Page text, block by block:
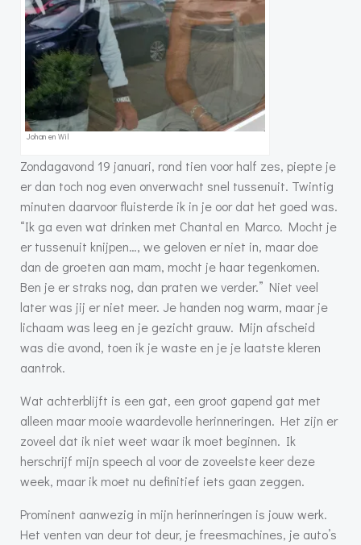
Johan en Wil
Zondagavond 19 januari, rond tien voor half zes, piepte je
er dan toch nog even onverwacht snel tussenuit. Twintig
minuten daarvoor fluisterde ik in je oor dat het goed was.
“Ik ga even wat drinken met Chantal en Marco. Mocht je
er tussenuit knijpen…, we geloven er niet in, maar doe
dan de groeten aan mam, mocht je haar tegenkomen.
Ben je er straks nog, dan praten we verder.” Niet veel
later was jij er niet meer. Je handen nog warm, maar je
lichaam was leeg en je gezicht grauw. Mijn afscheid
was die avond, toen ik je waste en je je laatste kleren
aantrok.
Wat achterblijft is een gat, een groot gapend gat met
alleen maar mooie waardevolle herinneringen. Het zijn er
zoveel dat ik niet weet waar ik moet beginnen. Ik
herschrijf mijn speech al voor de zoveelste keer deze
week, maar ik moet nu definitief iets gaan zeggen.
Prominent aanwezig in mijn herinneringen is jouw werk.
Het venten van deur tot deur, je freesmachines, je auto’s